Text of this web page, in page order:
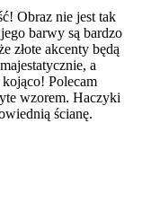
Obraz nie jest tak
barwy są bardzo
złote akcenty będą
a
Polecam
wzorem. Haczyki
ścianę.